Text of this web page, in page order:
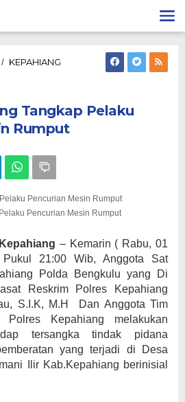
/ KEPAHIANG
Pencurian
Mesin
Rumput
Tangkap Pelaku
Rumput
Pencurian Mesin Rumput
– Kemarin ( Rabu, 01
21:00 Wib, Anggota Sat
Polda Bengkulu yang Di
Reskrim Polres Kepahiang
S.I.K, M.H Dan Anggota Tim
Polres Kepahiang melakukan
tersangka tindak pidana
yang terjadi di Desa
Ilir Kab.Kepahiang berinisial